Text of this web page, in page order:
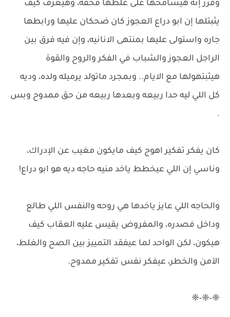
وقرر إنه هيسامحها على غلطها فحقه، وهيعرف كيف
يثبتلها إن ابو دراع العجوز كان ضحكان عليها ورابطها
جاره واستولى عليها بمنتهى الانانيه، وإن فيه فرق بين
الراجل العجوز والشباب في الفكر والروح والقوة
هيثبتهولها مع الايام.. وبمجرد ماتولد يرميله ولده، وديه
كل اللي ليه حدا ربيعه وبعدها ربيعه من حق ممدوح وبس
.
كان يفكر تفكير اهوج كيف مايكون مغيب عن الإدراك،
وناسي إن اللي عيخطط ياخد منيه حاجه ديه هو ابو دراع!
والحاجه اللي عايز ياخدها هي روحه والنفس اللي طالع
وداخل فصدره، والمفروض يقيس عليه العقاب كيف
هيكون، لكن الواحد لما عيفقد التمييز بين الصح والغلط،
الآمن والخطر، عيفكر نفس تفكير ممدوح.
❈-❈-❈